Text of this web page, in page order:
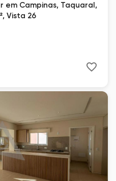
Campinas, Taquaral,
Vista 26